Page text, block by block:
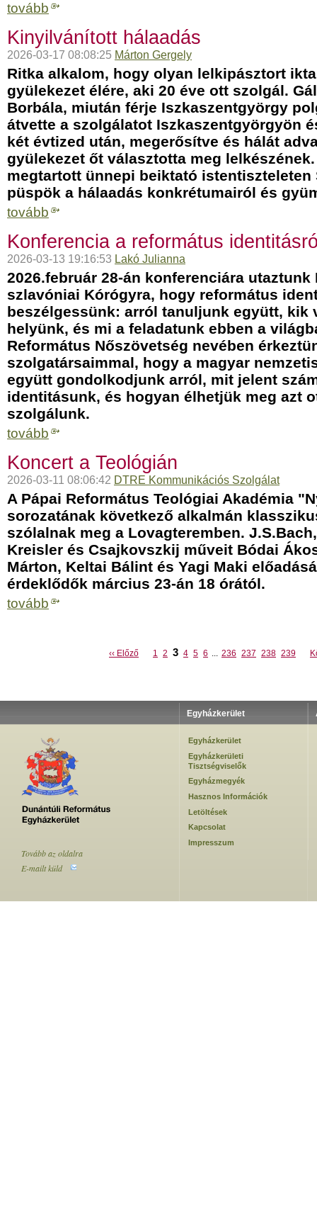
tovább
Kinyilvánított hálaadás
2026-03-17 08:08:25 Márton Gergely
Ritka alkalom, hogy olyan lelkipásztort
gyülekezet élére, aki 20 éve ott szolgál.
Borbála, miután férje Iszkaszentgyörgy
átvette a szolgálatot Iszkaszentgyörgyön
két évtized után, megerősítve és hálát
gyülekezet őt választotta meg
megtartott ünnepi beiktató istentiszteleten
püspök a hálaadás konkrétumairól és
tovább
Konferencia a református
2026-03-13 19:16:53 Lakó Julianna
2026.február 28-án konferenciára utaztunk
szlavóniai Kórógyra, hogy református
beszélgessünk: arról tanuljunk együtt, kik
helyünk, és mi a feladatunk ebben a
Református Nőszövetség nevében
szolgatársaimmal, hogy a magyar
együtt gondolkodjunk arról, mit jelent
identitásunk, és hogyan élhetjük meg azt
szolgálunk.
tovább
Koncert a Teológián
2026-03-11 08:06:42 DTRE Kommunikációs Szolgálat
A Pápai Református Teológiai Akadémia
sorozatának következő alkalmán
szólalnak meg a Lovagteremben.
Kreisler és Csajkovszkij műveit Bódai
Márton, Keltai Bálint és Yagi Maki
érdeklődők március 23-án 18 órától.
tovább
‹‹ Előző 1 2 3 4 5 6 ... 236 237 238 239
Egyházkerület
Egyházkerület
Egyházkerületi
Tisztségviselők
Egyházmegyék
Hasznos Információk
Letöltések
Kapcsolat
Impresszum
Tovább az oldalra
E-mailt küld